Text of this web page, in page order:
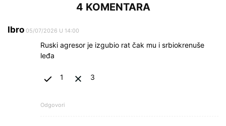
4 KOMENTARA
Ibro 05/07/2026 U 14:00
Ruski agresor je izgubio rat čak mu i srbiokrenuše
leđa
1 3
Odgovori